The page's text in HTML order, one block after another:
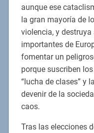
aunque ese
la gran mayoría de
violencia, y
importantes de
fomentar un
porque suscriben
“lucha de clases” y
devenir de la
caos.
Tras las elecciones